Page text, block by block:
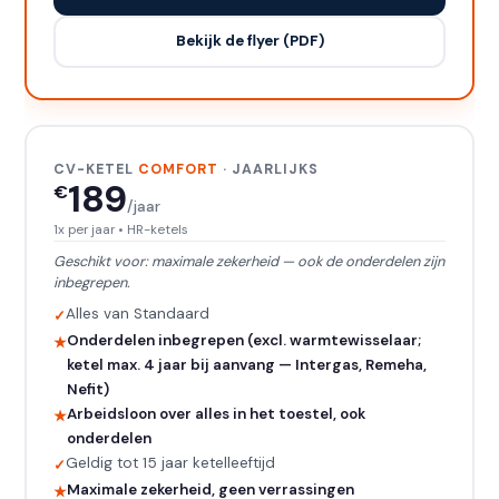
Bekijk de flyer (PDF)
CV-KETEL COMFORT · JAARLIJKS
€189/jaar
1x per jaar • HR-ketels
Geschikt voor: maximale zekerheid — ook de onderdelen zijn
inbegrepen.
Alles van Standaard
Onderdelen inbegrepen (excl. warmtewisselaar;
ketel max. 4 jaar bij aanvang — Intergas, Remeha,
Nefit)
Arbeidsloon over alles in het toestel, ook
onderdelen
Geldig tot 15 jaar ketelleeftijd
Maximale zekerheid, geen verrassingen